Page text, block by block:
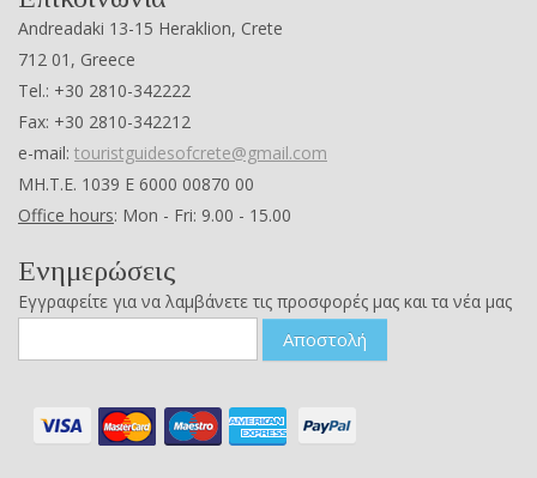
Andreadaki 13-15 Heraklion, Crete
712 01, Greece
Tel.: +30 2810-342222
Fax: +30 2810-342212
e-mail: touristguidesofcrete@gmail.com
ΜΗ.Τ.Ε. 1039 Ε 6000 00870 00
Office hours: Mon - Fri: 9.00 - 15.00
Ενημερώσεις
Εγγραφείτε για να λαμβάνετε τις προσφορές μας και τα νέα μας
Αποστολή